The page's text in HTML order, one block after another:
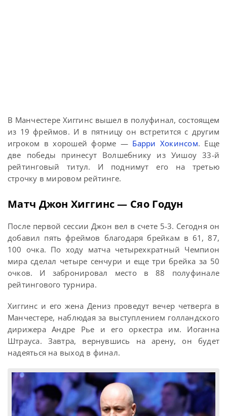
В Манчестере Хиггинс вышел в полуфинал, состоящем
из 19 фреймов. И в пятницу он встретится с другим
игроком в хорошей форме — Барри Хокинсом. Еще
две победы принесут Волшебнику из Уишоу 33-й
рейтинговый титул. И поднимут его на третью
строчку в мировом рейтинге.
Матч Джон Хиггинс — Сяо Годун
После первой сессии Джон вел в счете 5-3. Сегодня он
добавил пять фреймов благодаря брейкам в 61, 87,
100 очка. По ходу матча четырехкратный Чемпион
мира сделал четыре сенчури и еще три брейка за 50
очков. И забронировал место в 88 полуфинале
рейтингового турнира.
Хиггинс и его жена Дениз проведут вечер четверга в
Манчестере, наблюдая за выступлением голландского
дирижера Андре Рье и его оркестра им. Иоганна
Штрауса. Завтра, вернувшись на арену, он будет
надеяться на выход в финал.